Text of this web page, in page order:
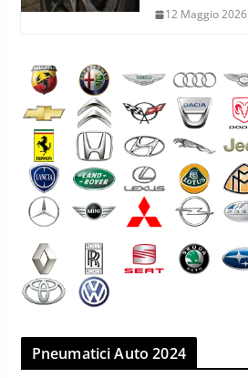
12 Maggio 2026
Pneumatici Auto 2024